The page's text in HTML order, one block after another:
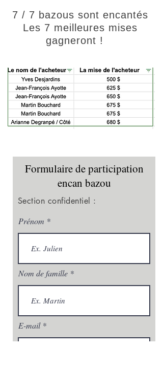
7 / 7 bazous sont encantés
Les 7 meilleures mises
gagneront !
Formulaire de participation
encan bazou
Section confidentiel :
Prénom
Nom de famille
E-mail